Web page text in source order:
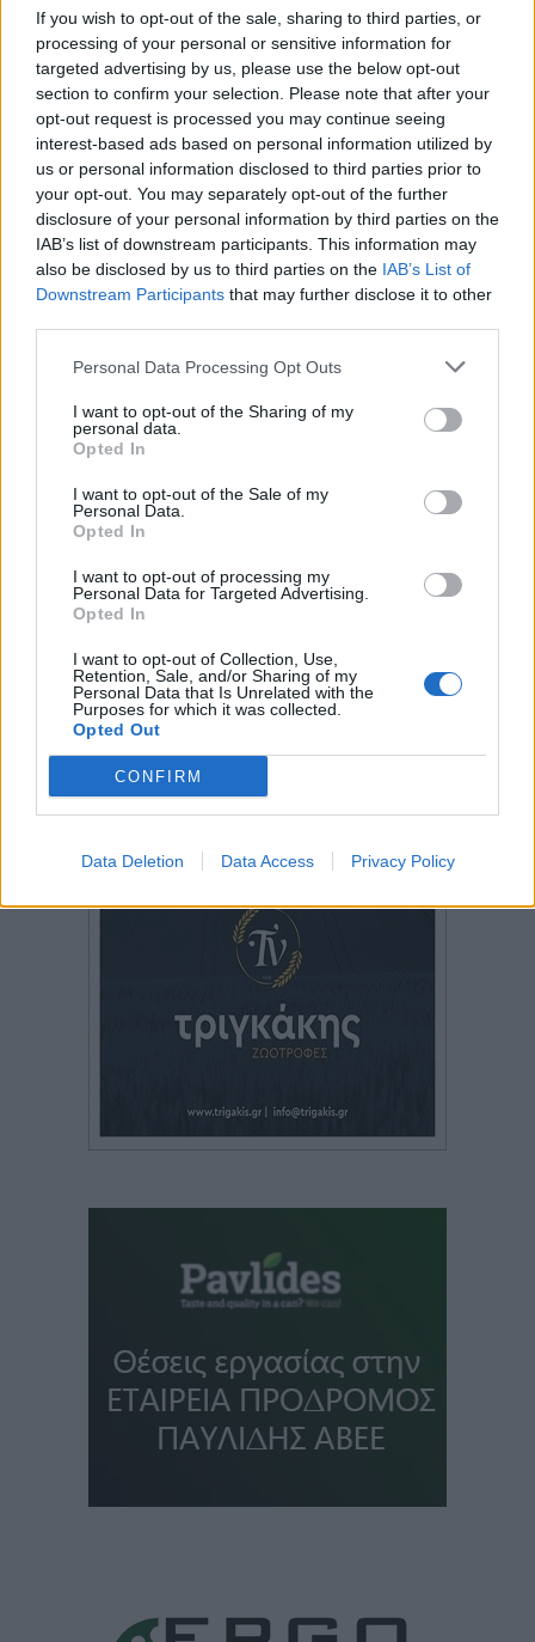
If you wish to opt-out of the sale, sharing to third parties, or
processing of your personal or sensitive information for
targeted advertising by us, please use the below opt-out
section to confirm your selection. Please note that after your
opt-out request is processed you may continue seeing
interest-based ads based on personal information utilized by
us or personal information disclosed to third parties prior to
your opt-out. You may separately opt-out of the further
disclosure of your personal information by third parties on the
IAB’s list of downstream participants. This information may
also be disclosed by us to third parties on the IAB’s List of
Downstream Participants that may further disclose it to other
Personal Data Processing Opt Outs
I want to opt-out of the Sharing of my
personal data.
Opted In
I want to opt-out of the Sale of my
Personal Data.
Opted In
I want to opt-out of processing my
Personal Data for Targeted Advertising.
Opted In
I want to opt-out of Collection, Use,
Retention, Sale, and/or Sharing of my
Personal Data that Is Unrelated with the
Purposes for which it was collected.
Opted Out
CONFIRM
Data Deletion Data Access Privacy Policy
μνημείων επί τέσσερα χρονιά για το Google Earth.
Δείτε περισσότερα στο voria.gr